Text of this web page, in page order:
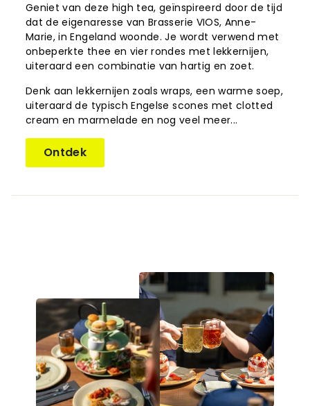
Geniet van deze high tea, geïnspireerd door de tijd
dat de eigenaresse van Brasserie VIOS, Anne-
Marie, in Engeland woonde. Je wordt verwend met
onbeperkte thee en vier rondes met lekkernijen,
uiteraard een combinatie van hartig en zoet.
Denk aan lekkernijen zoals wraps, een warme soep,
uiteraard de typisch Engelse scones met clotted
cream en marmelade en nog veel meer...
Ontdek